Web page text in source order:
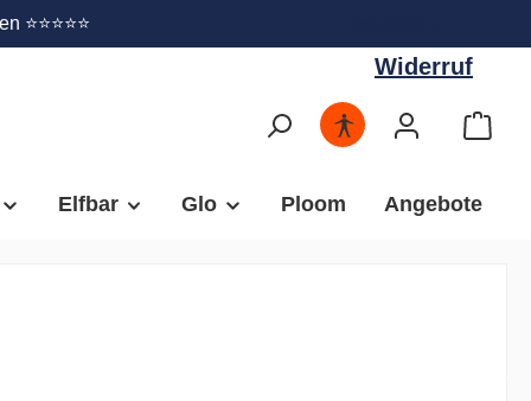
Widerruf
Elfbar Glo Ploom Angebote